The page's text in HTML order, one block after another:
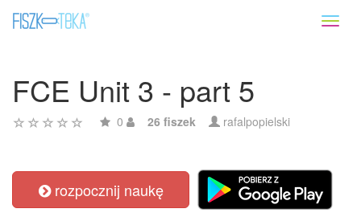
FCE Unit 3 - part 5
0 26 fiszek rafalpopielski
rozpocznij naukę